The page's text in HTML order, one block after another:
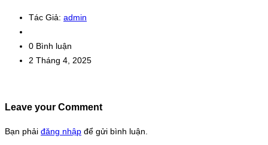
Tác Giả: admin
0 Bình luận
2 Tháng 4, 2025
Leave your Comment
Bạn phải đăng nhập để gửi bình luận.